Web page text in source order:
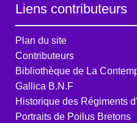
Liens contributeurs
Plan du site
Contributeurs
Bibliothèque de La
Gallica B.N.F
Historique des Régiments
Portraits de Poilus Bretons